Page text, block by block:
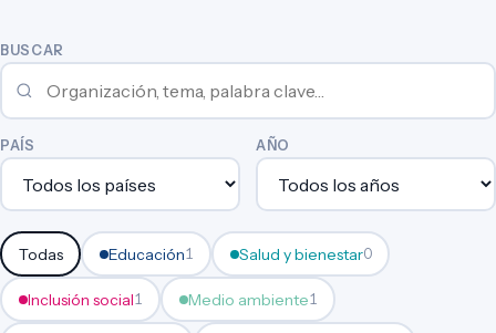
BUSCAR
PAÍS AÑO
Todas Educación1 Salud y bienestar0
Inclusión social1 Medio ambiente1